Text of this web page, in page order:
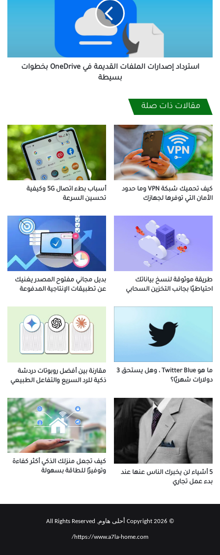
استرداد إصدارات الملفات القديمة في OneDrive بخطوات
بسيطة
مقالات ذات صلة
كيف تحميك شبكة VPN وما حدود
الأمان التي توفرها لجهازك
أسباب بطء اتصال 5G وكيفية
تحسين السرعة
طريقة موثوقة لنسخ بياناتك
احتياطيًا بجانب التخزين السحابي
بديل مجاني مفتوح المصدر يغنيك
عن تطبيقات الإنتاجية المدفوعة
ما هو Twitter Blue ، وهل يستحق 3
دولارات شهريًا؟
مقارنة بين أفضل روبوتات دردشة
ذكية للرد السريع والتفاعل الطبيعي
5 أشياء لن يخبرك الناس عنها عند
بدء عمل تجاري
كيف تجعل منزلك الذكي أكثر كفاءة
وتوفيرًا للطاقة بسهولة
© Copyright 2026 أحلى هاوم, All Rights Reserved
https://www.a7la-home.com/